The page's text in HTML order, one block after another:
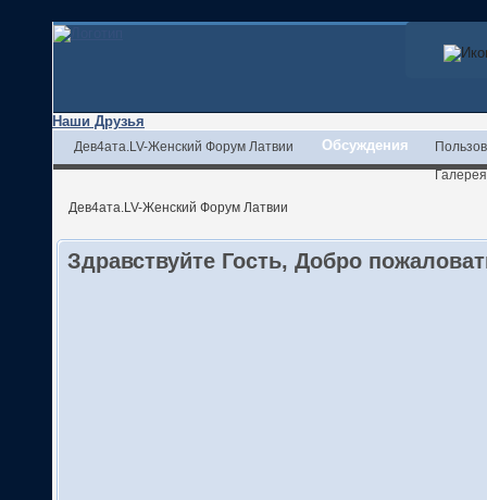
Наши Друзья
Дев4ата.LV-Женский Форум Латвии Обсуждения
Галерея
Дев4ата.LV-Женский Форум Латвии
Здравствуйте Гость, Добро